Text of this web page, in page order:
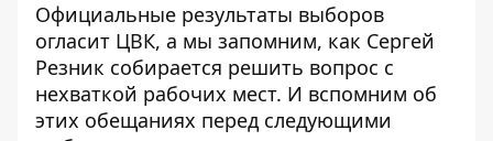
Официальные результаты выборов
огласит ЦВК, а мы запомним, как Сергей
Резник собирается решить вопрос с
нехваткой рабочих мест. И вспомним об
этих обещаниях перед следующими